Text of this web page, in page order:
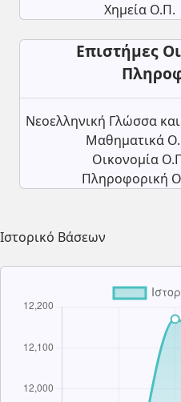
Χημεία Ο.Π.
Επιστήμες
Νεοελληνική Γλώσσα
Μαθηματικά
Οικονομία
Πληροφορική
Ιστορικό Βάσεων